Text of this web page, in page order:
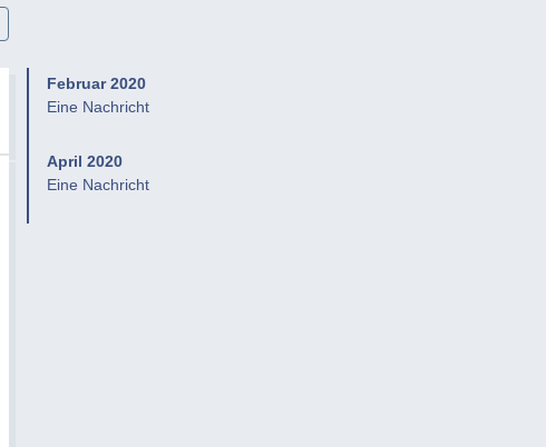
Februar 2020
Eine Nachricht
April 2020
Eine Nachricht